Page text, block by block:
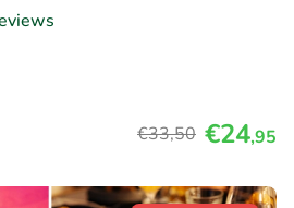
€33,50 €24,95